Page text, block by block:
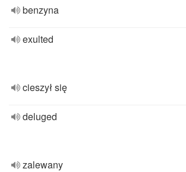
benzyna
exulted
cieszył się
deluged
zalewany